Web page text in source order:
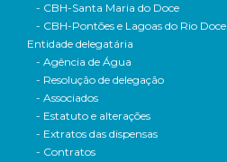
- CBH-Santa Maria do Doce
- CBH-Pontões e Lagoas do Rio Doce
Entidade delegatária
- Agência de Água
- Resolução de delegação
- Associados
- Estatuto e alterações
- Extratos das dispensas
- Contratos